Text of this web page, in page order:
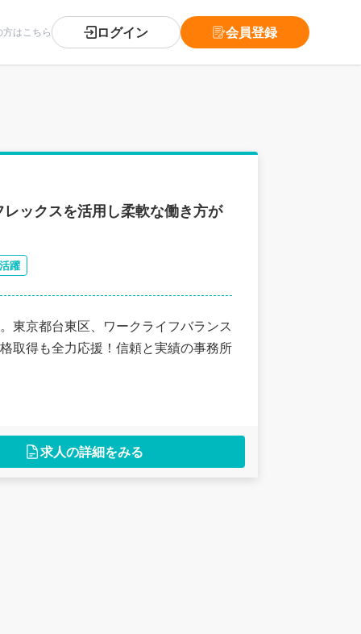
はこちら ログイン 会員登録
ックスを活用し柔軟な働き方が
躍
東京都台東区、ワークライフバランス
取得も全力応援！信頼と実績の事務所
求人の詳細をみる